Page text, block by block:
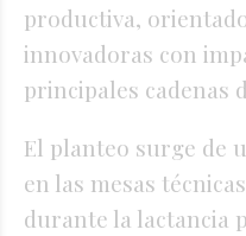
productiva,
innovadoras con
principales cadenas
El planteo surge de
en las mesas
durante la lactancia